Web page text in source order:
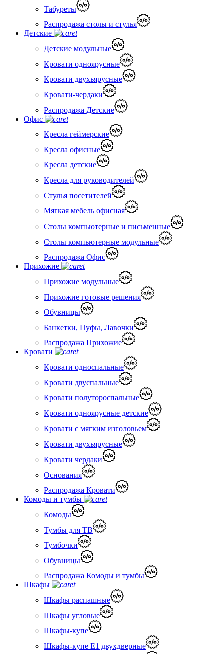
Табуреты
Распродажа столы и стулья
Детские
Детские модульные
Кровати одноярусные
Кровати двухъярусные
Кровати-чердаки
Распродажа Детские
Офис
Кресла геймерские
Кресла офисные
Кресла детские
Кресла для руководителей
Стулья посетителей
Мягкая мебель офисная
Столы компьютерные и письменные
Столы компьютерные модульные
Распродажа Офис
Прихожие
Прихожие модульные
Прихожие готовые решения
Обувницы
Банкетки, Пуфы, Лавочки
Распродажа Прихожие
Кровати
Кровати односпальные
Кровати двуспальные
Кровати полутороспальные
Кровати одноярусные детские
Кровати с мягким изголовьем
Кровати двухъярусные
Кровати чердаки
Основания
Распродажа Кровати
Комоды и тумбы
Комоды
Тумбы для ТВ
Тумбочки
Обувницы
Распродажа Комоды и тумбы
Шкафы
Шкафы распашные
Шкафы угловые
Шкафы-купе
Шкафы-купе Е1 двухдверные